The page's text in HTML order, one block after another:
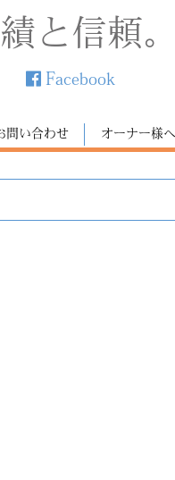
と信頼。
Facebook
問い合わせ オーナー様へ